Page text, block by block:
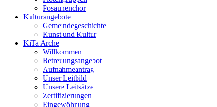
Posaunenchor
Kulturangebote
Gemeindegeschichte
Kunst und Kultur
KiTa Arche
Willkommen
Betreuungsangebot
Aufnahmeantrag
Unser Leitbild
Unsere Leitsätze
Zertifizierungen
Eingewöhnung